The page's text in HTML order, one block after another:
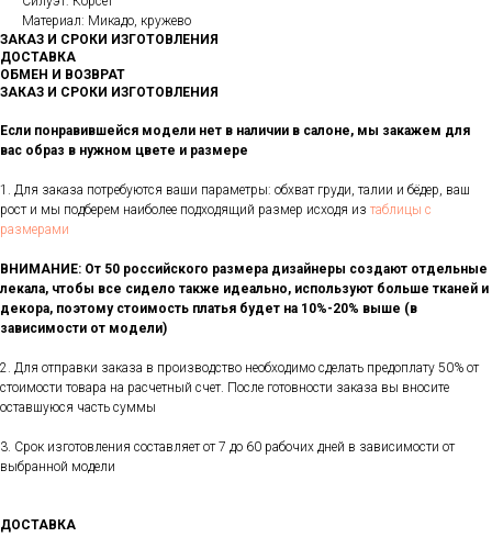
Материал: Микадо, кружево
ЗАКАЗ И СРОКИ ИЗГОТОВЛЕНИЯ
ДОСТАВКА
ОБМЕН И ВОЗВРАТ
ЗАКАЗ И СРОКИ ИЗГОТОВЛЕНИЯ
Если понравившейся модели нет в наличии в салоне, мы закажем для
вас образ в нужном цвете и размере
1. Для заказа потребуются ваши параметры: обхват груди, талии и бёдер, ваш
рост и мы подберем наиболее подходящий размер исходя из таблицы с
размерами
ВНИМАНИЕ: От 50 российского размера дизайнеры создают отдельные
лекала, чтобы все сидело также идеально, используют больше тканей и
декора, поэтому стоимость платья будет на 10%-20% выше (в
зависимости от модели)
2. Для отправки заказа в производство необходимо сделать предоплату 50% от
стоимости товара на расчетный счет. После готовности заказа вы вносите
оставшуюся часть суммы
3. Срок изготовления составляет от 7 до 60 рабочих дней в зависимости от
выбранной модели
ДОСТАВКА